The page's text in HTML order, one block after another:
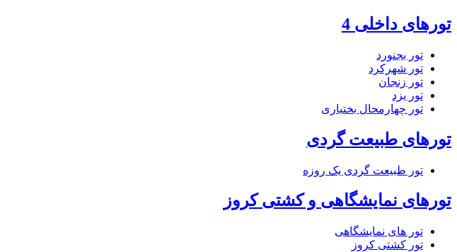
تورهای داخلی 4
تور بجنورد
تور شهرکرد
تور زنجان
تور یزد
تور چهارمحال بختیاری
تورهای طبیعت گردی
تور طبیعت گردی یک روزه
تورهای نمایشگاهی و کشتی کروز
تور های نمایشگاهی
تور کشتی کروز